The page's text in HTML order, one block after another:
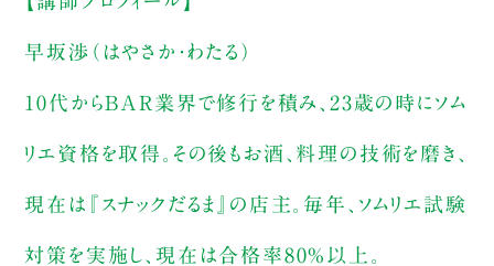
早坂渉（はやさか・わたる）
10代からBAR業界で修行を積み、23歳の時にソム
リエ資格を取得。その後もお酒、料理の技術を磨き、
現在は『スナックだるま』の店主。毎年、ソムリエ試験
対策を実施し、現在は合格率80%以上。